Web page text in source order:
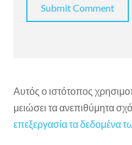
Αυτός ο ιστότοπος
μειώσει τα ανεπιθύμητα
επεξεργασία τα δεδομένα